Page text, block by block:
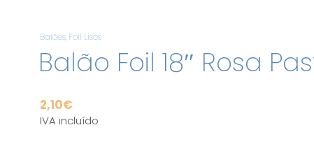
Balões, Foil Lisos
Balão Foil 18″ Rosa
2,10€
IVA incluído